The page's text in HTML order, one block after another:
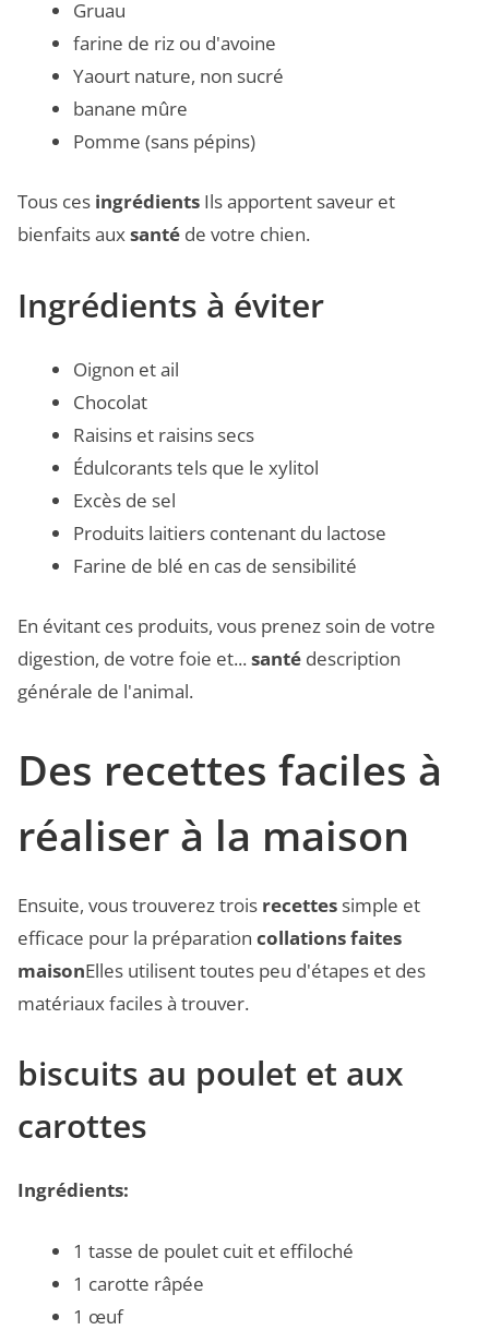
Gruau
farine de riz ou d'avoine
Yaourt nature, non sucré
banane mûre
Pomme (sans pépins)
Tous ces ingrédients Ils apportent saveur et
bienfaits auxsanté de votre chien.
Ingrédients à éviter
Oignon et ail
Chocolat
Raisins et raisins secs
Édulcorants tels que le xylitol
Excès de sel
Produits laitiers contenant du lactose
Farine de blé en cas de sensibilité
En évitant ces produits, vous prenez soin de votre
digestion, de votre foie et...santé description
générale de l'animal.
Des recettes faciles à
réaliser à la maison
Ensuite, vous trouverez trois recettes simple et
efficace pour la préparation collations faites
maisonElles utilisent toutes peu d'étapes et des
matériaux faciles à trouver.
biscuits au poulet et aux
carottes
Ingrédients:
1 tasse de poulet cuit et effiloché
1 carotte râpée
1 œuf